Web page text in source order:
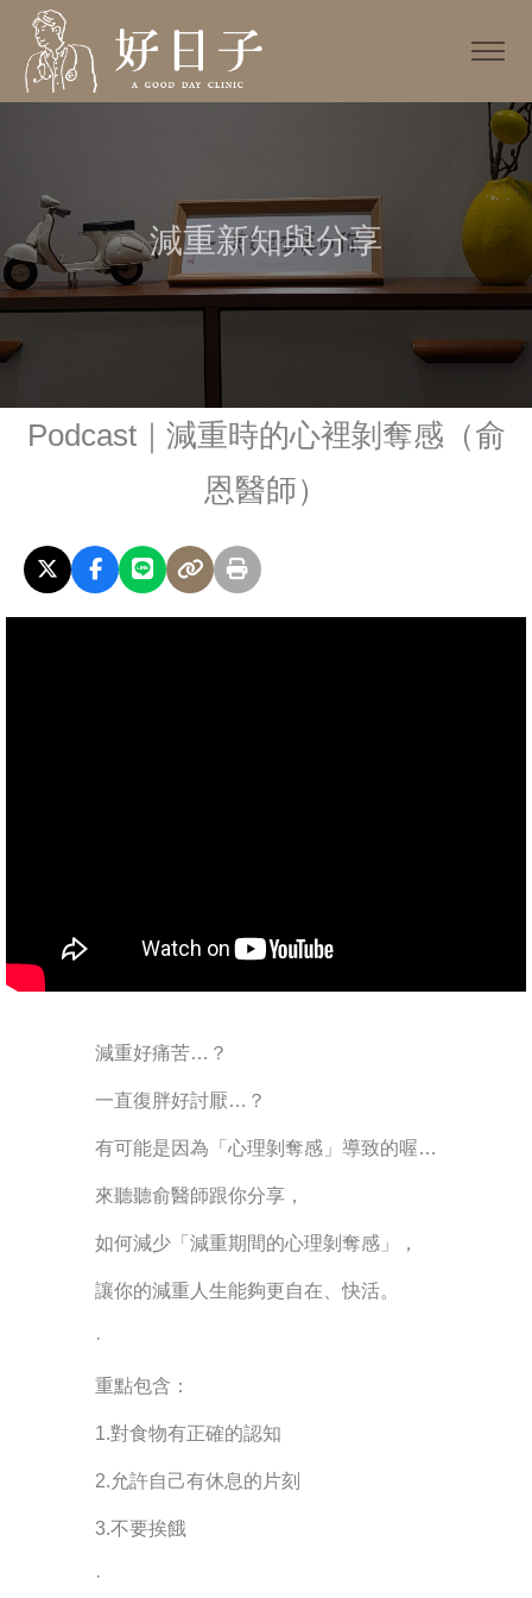
減重新知與分享
Podcast｜減重時的心裡剝奪感（俞
恩醫師）
減重好痛苦…？
一直復胖好討厭…？
有可能是因為「心理剝奪感」導致的喔…
來聽聽俞醫師跟你分享，
如何減少「減重期間的心理剝奪感」，
讓你的減重人生能夠更自在、快活。
·
重點包含：
1.對食物有正確的認知
2.允許自己有休息的片刻
3.不要挨餓
·